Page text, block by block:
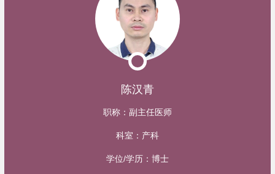
陈汉青
职称： 副主任医师
科室： 产科
学位/学历： 博士